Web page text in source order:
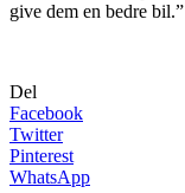
give dem en bedre bil.”
Del
Facebook
Twitter
Pinterest
WhatsApp